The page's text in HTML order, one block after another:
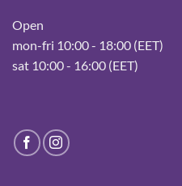
Open
mon-fri 10:00 - 18:00 (EET)
sat 10:00 - 16:00 (EET)